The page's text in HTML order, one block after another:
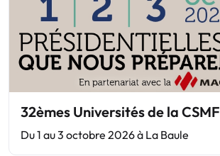
32èmes Universités de la CSMF
Du 1 au 3 octobre 2026 à La Baule